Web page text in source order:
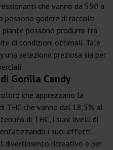
che vanno da 550 a
godere di raccolti
piante possono produrre tra
di condizioni ottimali. Tale
una selezione preziosa sia per
Gorilla Candy
che apprezzano la
che vanno dal 18,5% al
di THC, i suoi livelli di
i suoi effetti
ricreativo e per